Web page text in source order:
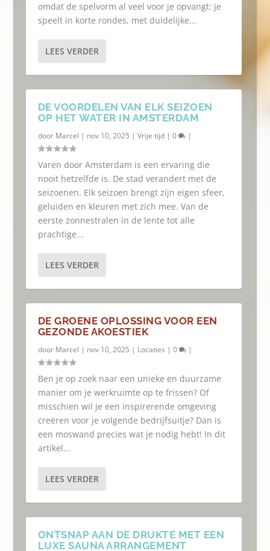
omdat de spelvorm al veel voor je opvangt: je
speelt in korte rondes, met duidelijke...
LEES VERDER
DE VOORDELEN VAN ELK SEIZOEN
OP HET WATER IN AMSTERDAM
door Marcel | nov 10, 2025 | Vrije tijd| 0 |
Varen door Amsterdam is een ervaring die
nooit hetzelfde is. De stad verandert met de
seizoenen. Elk seizoen brengt zijn eigen sfeer,
geluiden en kleuren met zich mee. Van de
eerste zonnestralen in de lente tot alle
prachtige...
LEES VERDER
DE GROENE OPLOSSING VOOR EEN
GEZONDE AKOESTIEK
door Marcel | nov 10, 2025 | Locaties | 0 |
Ben je op zoek naar een unieke en duurzame
manier om je werkruimte op te frissen? Of
misschien wil je een inspirerende omgeving
creëren voor je volgende bedrijfsuitje? Dan is
een moswand precies wat je nodig hebt! In dit
artikel...
LEES VERDER
ONTSNAP AAN DE DRUKTE MET EEN
LUXE SAUNA ARRANGEMENT